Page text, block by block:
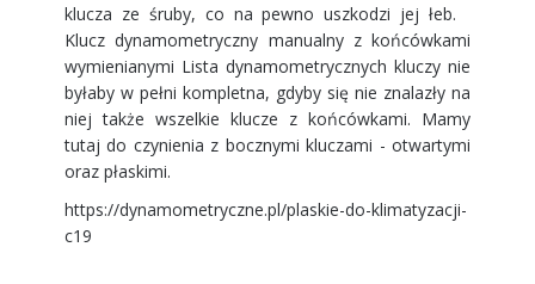
klucza ze śruby, co na pewno uszkodzi jej łeb.
Klucz dynamometryczny manualny z końcówkami
wymienianymi Lista dynamometrycznych kluczy nie
byłaby w pełni kompletna, gdyby się nie znalazły na
niej także wszelkie klucze z końcówkami. Mamy
tutaj do czynienia z bocznymi kluczami - otwartymi
oraz płaskimi.
https://dynamometryczne.pl/plaskie-do-klimatyzacji-
c19